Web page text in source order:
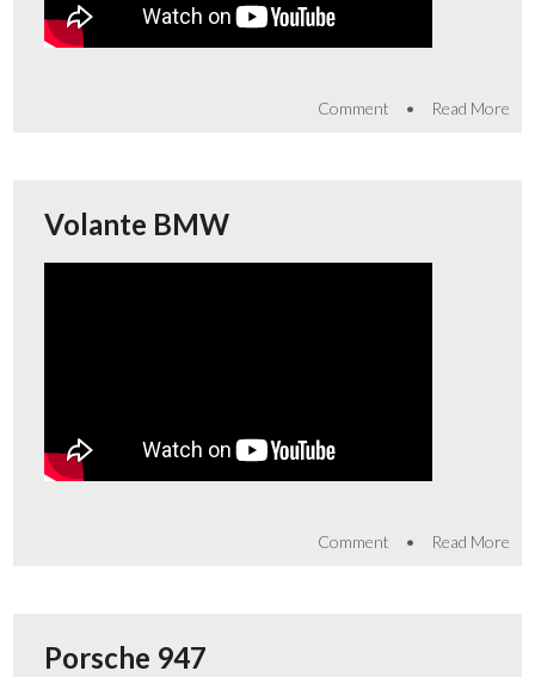
Comment • Read More
Volante BMW
Comment • Read More
Porsche 947